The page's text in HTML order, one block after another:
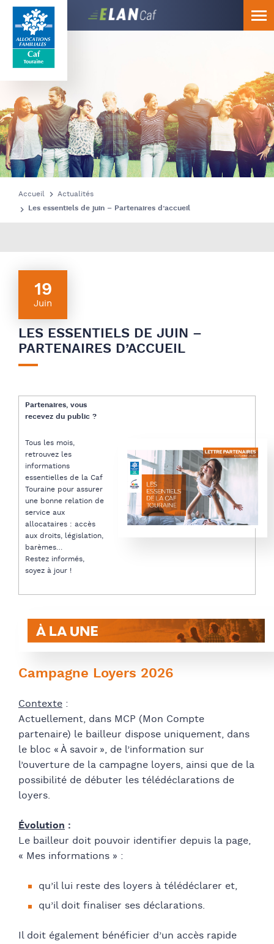
Caf
Touraine
Accueil
Actualités
Les essentiels de juin – Partenaires d’accueil
19
Juin
LES ESSENTIELS DE JUIN –
PARTENAIRES D’ACCUEIL
Partenaires, vous
recevez du public ?
Tous les mois,
retrouvez les
informations
essentielles de la Caf
Touraine pour assurer
une bonne relation de
service aux
allocataires : accès
aux droits, législation,
barèmes…
Restez informés,
soyez à jour !
Campagne Loyers 2026
Contexte :
Actuellement, dans MCP (Mon Compte
partenaire) le bailleur dispose uniquement, dans
le bloc « À savoir », de l’information sur
l’ouverture de la campagne loyers, ainsi que de la
possibilité de débuter les télédéclarations de
loyers.
Évolution :
Le bailleur doit pouvoir identifier depuis la page,
« Mes informations » :
qu’il lui reste des loyers à télédéclarer et,
qu’il doit finaliser ses déclarations.
Il doit également bénéficier d’un accès rapide